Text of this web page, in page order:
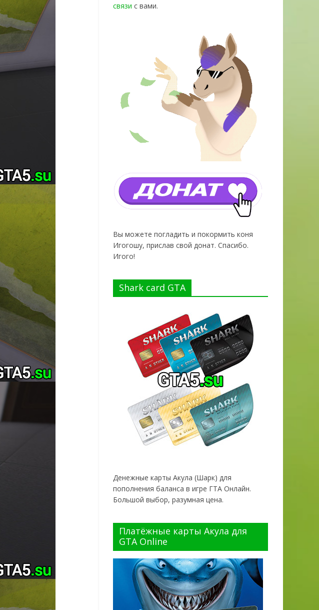
связи с вами.
Вы можете погладить и покормить коня
Игогошу, прислав свой донат. Спасибо.
Игого!
Shark card GTA
Денежные карты Акула (Шарк) для
пополнения баланса в игре ГТА Онлайн.
Большой выбор, разумная цена.
Платёжные карты Акула для
GTA Online